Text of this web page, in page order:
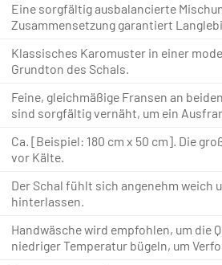
Eine sorgfältig ausbalancierte
Zusammensetzung garantiert
Klassisches Karomuster in einer
Grundton des Schals.
Feine, gleichmäßige Fransen an
sind sorgfältig vernäht, um ein
Ca. [Beispiel: 180 cm x 50 cm]. Die
vor Kälte.
Der Schal fühlt sich angenehm weich
hinterlassen.
Handwäsche wird empfohlen, um die
niedriger Temperatur bügeln, um